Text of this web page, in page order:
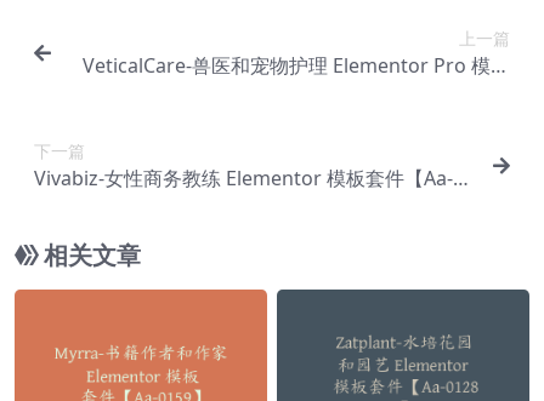
上一篇
VeticalCare-兽医和宠物护理 Elementor Pro 模板
下一篇
Vivabiz-女性商务教练 Elementor 模板套件【Aa-0
相关文章